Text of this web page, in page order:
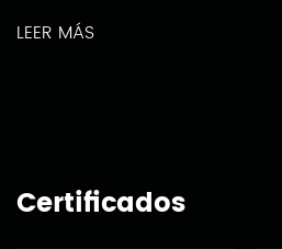
LEER MÁS
Certificados